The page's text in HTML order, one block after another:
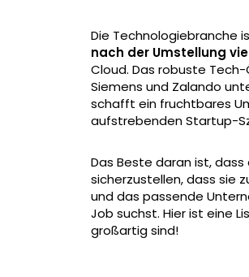
Die Technologiebranche
nach der Umstellung
Cloud. Das robuste
Siemens und Zalando
schafft ein fruchtbares
aufstrebenden Startup-
Das Beste daran ist,
sicherzustellen, dass sie
und das passende
Job suchst. Hier ist eine
großartig sind!